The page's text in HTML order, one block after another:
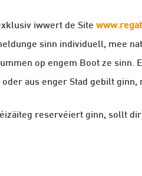
iwwert de Site
sinn individuell, mee
op engem Boot ze sinn.
aus enger Stad gebilt
reservéiert ginn, sollt